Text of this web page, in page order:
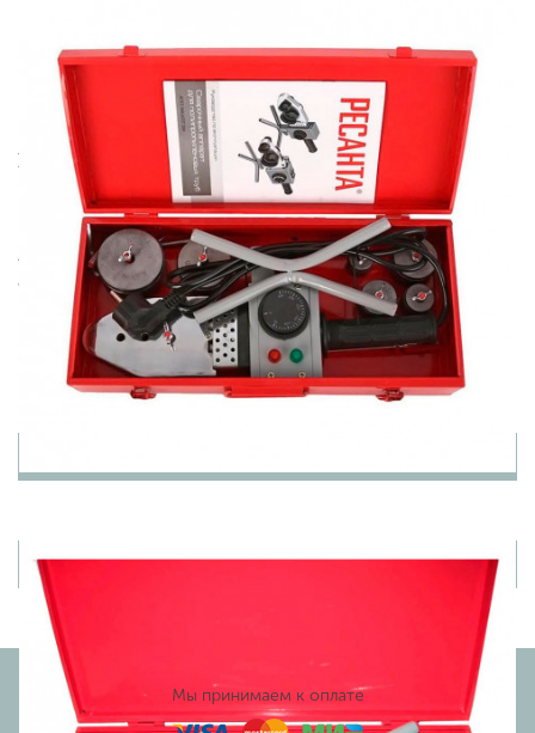
места он не займет в любом случае.
В комплекте идут разнообразные насадки, а также
приспособления, благодаря которым работа с
устройством становится максимально легкой.
Аппарат для сварки ПВХ труб Ресанта АСПТ-1000,
артикул 65/54 по цене 1890 руб. Мы предлагаем
ведущих производителей. Приобрести данный товар
Вы можете on-line на нашем сайте или по телефону +7
(499) 842 38 48. Возможен самовывоз.
Вы недавно просматривали
Мы принимаем к оплате